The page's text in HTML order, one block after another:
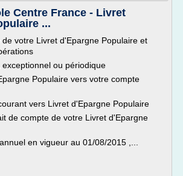
Centre France - Livret
...
votre Livret d'Epargne Populaire et
ou périodique
Populaire vers votre compte
vers Livret d'Epargne Populaire
de compte de votre Livret d'Epargne
en vigueur au 01/08/2015 ,...